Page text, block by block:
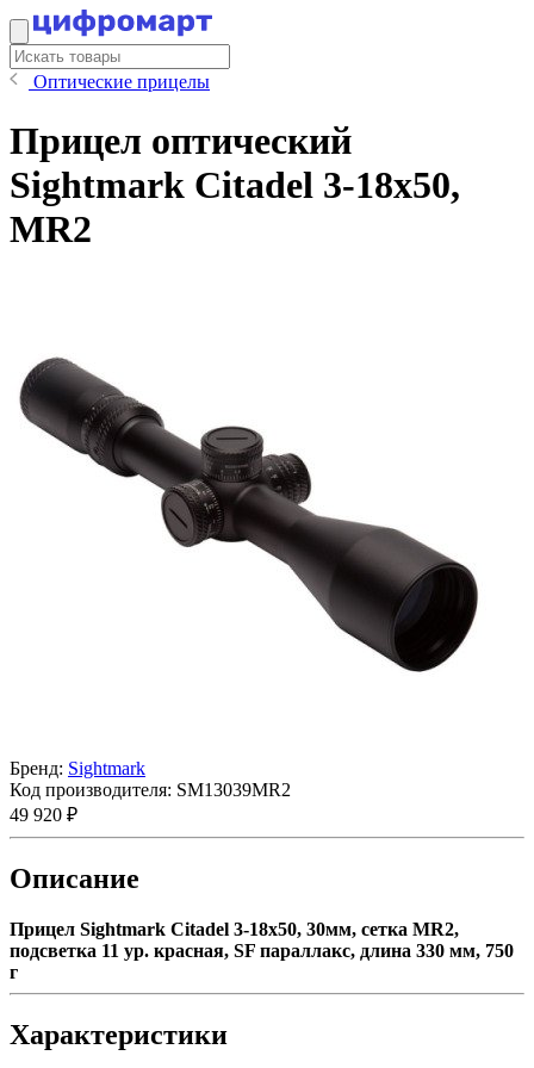
Оптические прицелы
Прицел оптический
Sightmark Citadel 3-18x50,
MR2
Бренд: Sightmark
Код производителя: SM13039MR2
49 920 ₽
Описание
Прицел Sightmark Citadel 3-18x50, 30мм, сетка MR2,
подсветка 11 ур. красная, SF параллакс, длина 330 мм, 750
г
Характеристики